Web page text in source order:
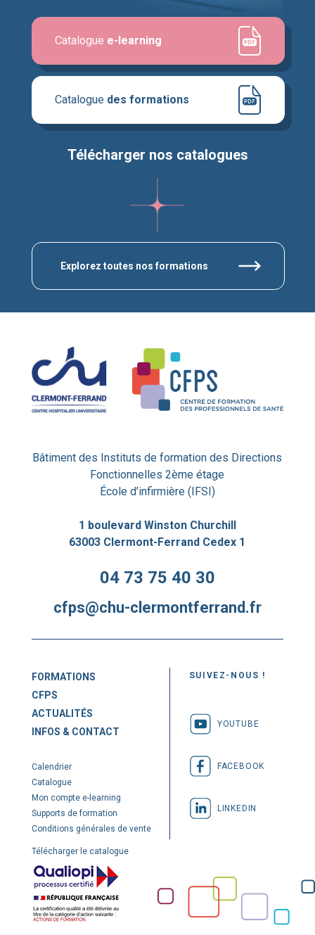
Explorez toutes nos formations
Télécharger nos catalogues
Catalogue des formations
Catalogue e-learning
Bâtiment des Instituts de formation des Directions
Fonctionnelles 2ème étage
École d’infirmière (IFSI)
1 boulevard Winston Churchill
63003 Clermont-Ferrand Cedex 1
04 73 75 40 30
cfps@chu-clermontferrand.fr
FORMATIONS
CFPS
ACTUALITÉS
INFOS & CONTACT
Calendrier
Catalogue
Mon compte e-learning
Supports de formation
Conditions générales de vente
Télécharger le catalogue
SUIVEZ-NOUS !
YOUTUBE
FACEBOOK
LINKEDIN